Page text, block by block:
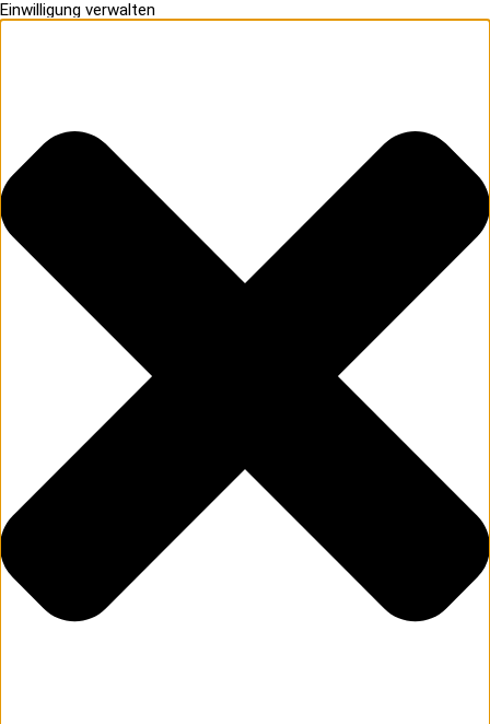
Einwilligung verwalten